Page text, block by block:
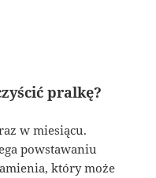
pralkę?
w miesiącu.
powstawaniu
który może